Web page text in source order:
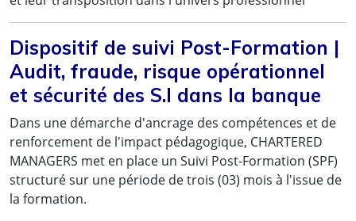
Dispositif de suivi Post-Formation |
Audit, fraude, risque opérationnel
et sécurité des S.I dans la banque
Dans une démarche d'ancrage des compétences et de
renforcement de l'impact pédagogique, CHARTERED
MANAGERS met en place un Suivi Post-Formation (SPF)
structuré sur une période de trois (03) mois à l'issue de
la formation.